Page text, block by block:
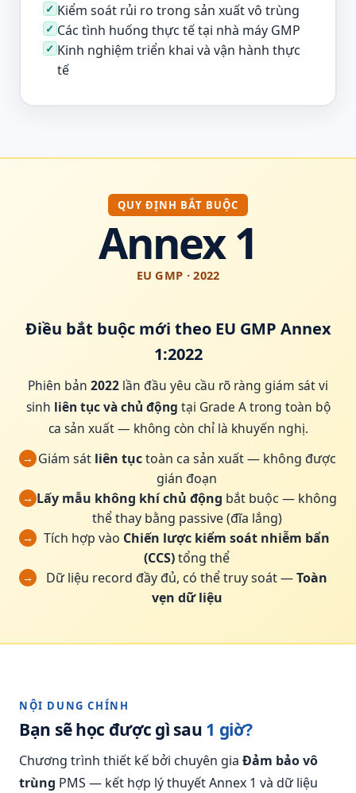
Kiểm soát rủi ro trong sản xuất vô trùng
Các tình huống thực tế tại nhà máy GMP
Kinh nghiệm triển khai và vận hành thực
tế
QUY ĐỊNH BẮT BUỘC
Annex 1
EU GMP · 2022
Điều bắt buộc mới theo EU GMP Annex
1:2022
Phiên bản 2022 lần đầu yêu cầu rõ ràng giám sát vi
sinh liên tục và chủ động tại Grade A trong toàn bộ
ca sản xuất — không còn chỉ là khuyến nghị.
→ Giám sát liên tụctoàn ca sản xuất — không được
gián đoạn
→ Lấy mẫu không khí chủ động bắt buộc — không
thể thay bằng passive (đĩa lắng)
→ Tích hợp vào Chiến lược kiểm soát nhiễm bẩn
(CCS)tổng thể
→ Dữ liệu record đầy đủ, có thể truy soát —Toàn
vẹn dữ liệu
NỘI DUNG CHÍNH
Bạn sẽ học được gì sau 1 giờ?
Chương trình thiết kế bởi chuyên gia Đảm bảo vô
trùng PMS — kết hợp lý thuyết Annex 1 và dữ liệu